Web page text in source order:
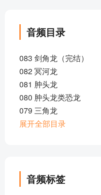
音频目录
083 剑角龙（完结）
082 冥河龙
081 肿头龙
080 肿头龙类恐龙
079 三角龙
078 戟龙
074 角龙类恐龙
073 沱江龙
展开全部目录
音频标签